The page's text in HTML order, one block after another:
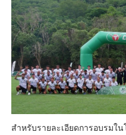
สำหรับรายละเอียดการอบรมใ